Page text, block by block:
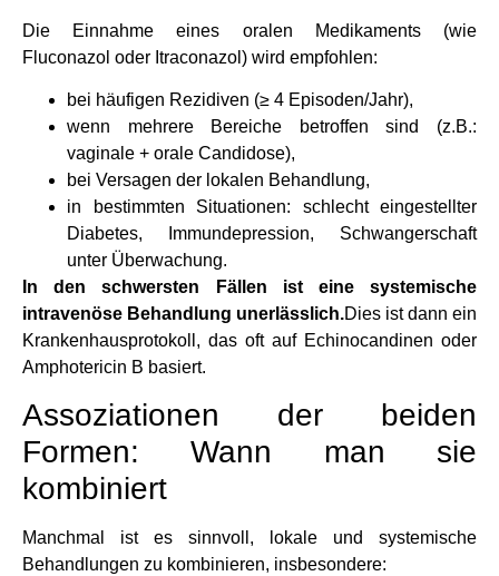
Die Einnahme eines oralen Medikaments (wie
Fluconazol oder Itraconazol) wird empfohlen:
bei häufigen Rezidiven (≥ 4 Episoden/Jahr),
wenn mehrere Bereiche betroffen sind (z.B.:
vaginale + orale Candidose),
bei Versagen der lokalen Behandlung,
in bestimmten Situationen: schlecht eingestellter
Diabetes, Immundepression, Schwangerschaft
unter Überwachung.
In den schwersten Fällen ist eine systemische
intravenöse Behandlung unerlässlich.Dies ist dann ein
Krankenhausprotokoll, das oft auf Echinocandinen oder
Amphotericin B basiert.
Assoziationen der beiden
Formen: Wann man sie
kombiniert
Manchmal ist es sinnvoll, lokale und systemische
Behandlungen zu kombinieren, insbesondere: